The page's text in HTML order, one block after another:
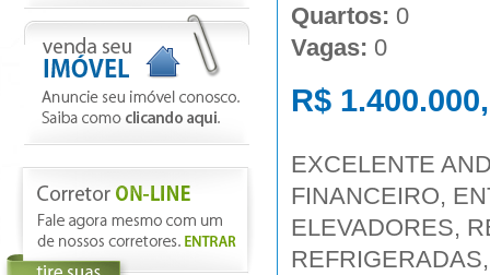
Quartos: 0
Vagas: 0
R$
EXCELENTE
FINANCEIRO,
ELEVADORES,